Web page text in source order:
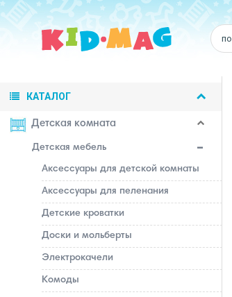
КАТАЛОГ
Детская комната
Детская мебель
Аксессуары для детской комнаты
Аксессуары для пеленания
Детские кроватки
Доски и мольберты
Электрокачели
Комоды